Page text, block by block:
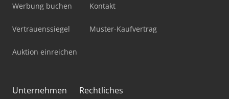
Werbung buchen
Vertrauenssiegel
Auktion einreichen
Kontakt
Muster-Kaufvertrag
Unternehmen Rechtliches